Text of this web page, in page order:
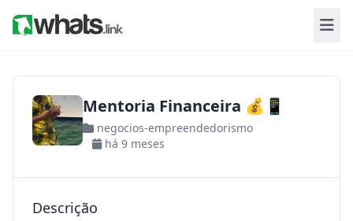
Mentoria Financeira 💰📱
negocios-empreendedorismo
há 9 meses
Descrição